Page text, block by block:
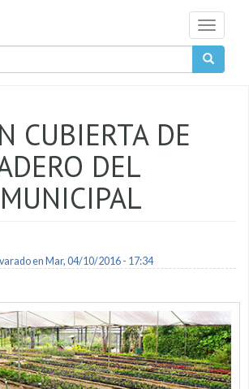
Toggle
CUBIERTA DE
DEL
en Mar, 04/10/2016 - 17:34